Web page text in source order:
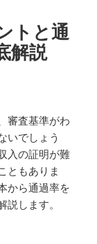
トと通
解説
審査基準がわ
いでしょう
入の証明が難
ともありま
から通過率を
します。